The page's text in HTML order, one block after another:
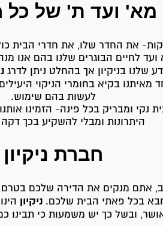
מא' ועד ת' של
את החדר שלו, את חדרי הבית
ועד לחיים הבוגרים שלנו בהם אנו
שלנו בניקיון אך בהחלט ניתן לדרג
מאיתנו בקיא בחומרי הניקוי
לעשות בהם שימוש.
ומבריק בכל פינה- הזמינו
היתרונות ומבלי להשקיע בכך
חברת ניקיון
אתם מנקים את הדירה שלכם בטרם
בכל פאתי הבית שלכם. ניקיון
ובשל כך יש משמעות כי תבינו